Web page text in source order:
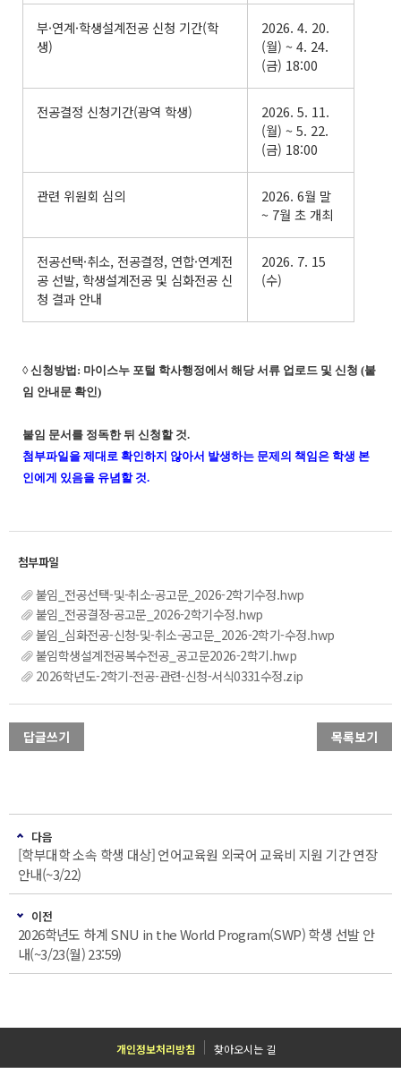
부·연계·학생설계전공 신청 기간(학
생)
2026. 4. 20.
(월) ~ 4. 24.
(금) 18:00
전공결정 신청기간(광역 학생)
2026. 5. 11.
(월) ~ 5. 22.
(금) 18:00
관련 위원회 심의
2026. 6월 말
~ 7월 초 개최
전공선택·취소, 전공결정, 연합·연계전
공 선발, 학생설계전공 및 심화전공 신
청 결과 안내
2026. 7. 15
(수)
◊ 신청방법: 마이스누 포털 학사행정에서 해당 서류 업로드 및 신청 (붙
임 안내문 확인)
붙임 문서를 정독한 뒤 신청할 것.
첨부파일을 제대로 확인하지 않아서 발생하는 문제의 책임은 학생 본
인에게 있음을 유념할 것.
붙임_전공선택-및-취소-공고문_2026-2학기수정.hwp
붙임_전공결정-공고문_2026-2학기수정.hwp
붙임_심화전공-신청-및-취소-공고문_2026-2학기-수정.hwp
붙임학생설계전공복수전공_공고문2026-2학기.hwp
2026학년도-2학기-전공-관련-신청-서식0331수정.zip
답글쓰기 목록보기
다음
[학부대학 소속 학생 대상] 언어교육원 외국어 교육비 지원 기간 연장
안내(~3/22)
이전
2026학년도 하계 SNU in the World Program(SWP) 학생 선발 안
내(~3/23(월) 23:59)
개인정보처리방침 찾아오시는 길